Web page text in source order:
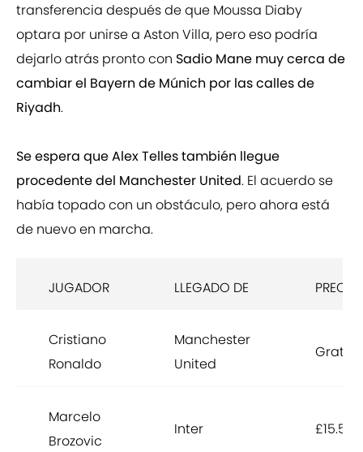
transferencia después de que Moussa Diaby
optara por unirse a Aston Villa, pero eso podría
dejarlo atrás pronto con Sadio Mane muy cerca de
cambiar el Bayern de Múnich por las calles de
Riyadh.
Se espera que Alex Telles también llegue
procedente del Manchester United. El acuerdo se
había topado con un obstáculo, pero ahora está
de nuevo en marcha.
JUGADOR LLEGADO DE PRECIO
Cristiano
Ronaldo
Manchester
United
Gratis
Marcelo
Brozovic
Inter £15.5m